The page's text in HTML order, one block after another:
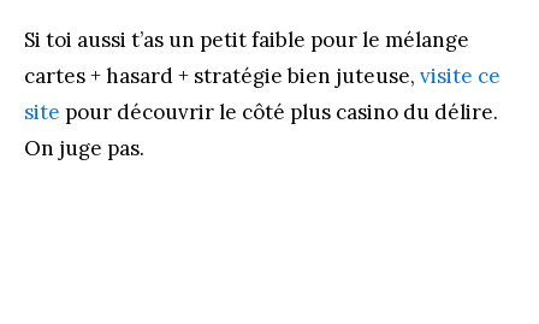
Si toi aussi t’as un petit faible pour le mélange
cartes + hasard + stratégie bien juteuse, visite ce
site pour découvrir le côté plus casino du délire.
On juge pas.